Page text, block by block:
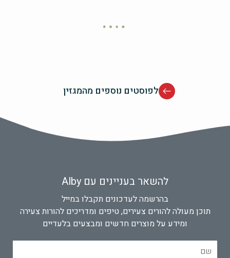
לפוסטים נוספים מהמגזין
להשאר בעניינים עם Alby
בהרשמה לעדכונים תקבלו במייל
תוכן מעולה להורים צעירים, טיפים ומדריכים להורות צעירה
ומידע על מוצרים חדשים ומבצעים בלעדיים